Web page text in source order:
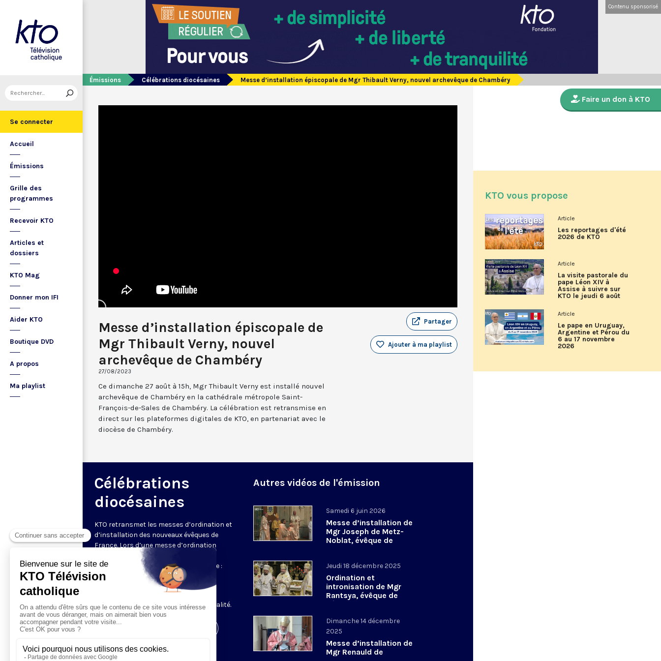
Se connecter
Accueil
Émissions
Grille des
programmes
Recevoir KTO
Articles et
dossiers
KTO Mag
Donner mon IFI
Aider KTO
Boutique DVD
A propos
Ma playlist
Contenu sponsorisé
Émissions Célébrations diocésaines Messe d’installation épiscopale de Mgr Thibault Verny, nouvel archevêque de Chambéry
Messe d’installation épiscopale de
Mgr Thibault Verny, nouvel
archevêque de Chambéry
27/08/2023
Partager
Ajouter à ma playlist
Ce dimanche 27 août à 15h, Mgr Thibault Verny est installé nouvel
archevêque de Chambéry en la cathédrale métropole Saint-
François-de-Sales de Chambéry. La célébration est retransmise en
direct sur les plateformes digitales de KTO, en partenariat avec le
diocèse de Chambéry.
Célébrations
diocésaines
KTO retransmet les messes d’ordination et
d’installation des nouveaux évêques de
France. Lors d’une messe d’ordination
épiscopale, le nouvel évêque reçoit
notamment les symboles de sa charge :
l’anneau, la mitre, la crosse.
Retrouvez ici l’ensemble des messes
d’ordination et d’installation en intégralité.
Autres vidéos de l'émission
Samedi 6 juin 2026
Messe d’installation de
Mgr Joseph de Metz-
Noblat, évêque de
Jeudi 18 décembre 2025
Ordination et
intronisation de Mgr
Rantsya, évêque de
l’éparchie Saint-
Paris
Dimanche 14 décembre
2025
Messe d’installation de
Mgr Renauld de
Faire un don à KTO
KTO vous propose
Article
Les reportages d'été
2026 de KTO
Article
La visite pastorale du
pape Léon XIV à
Assise à suivre sur
KTO le jeudi 6 août
Article
Le pape en Uruguay,
Argentine et Pérou du
6 au 17 novembre
2026